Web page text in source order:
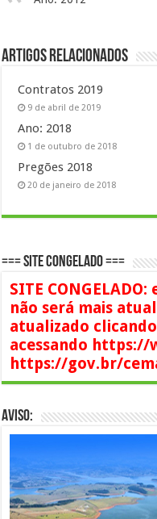
Artigos Relacionados
Contratos 2019
9 de abril de 2019
Ano: 2018
1 de outubro de 2018
Pregões 2018
20 de janeiro de 2018
=== SITE CONGELADO ===
SITE
não será mais
atualizado
acessando https://
https://gov.br/
AVISO: